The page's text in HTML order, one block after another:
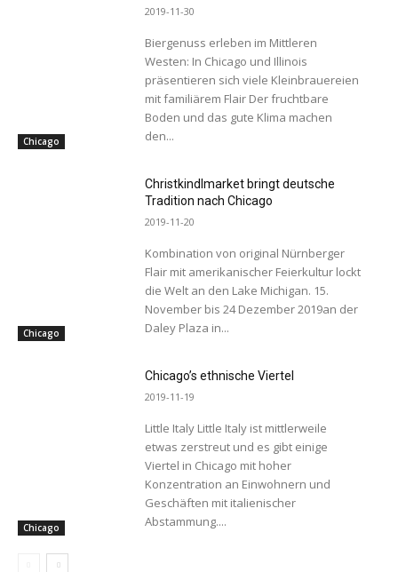
Chicago
2019-11-30
Biergenuss erleben im Mittleren
Westen: In Chicago und Illinois
präsentieren sich viele Kleinbrauereien
mit familiärem Flair Der fruchtbare
Boden und das gute Klima machen
den...
Chicago
Christkindlmarket bringt deutsche
Tradition nach Chicago
2019-11-20
Kombination von original Nürnberger
Flair mit amerikanischer Feierkultur lockt
die Welt an den Lake Michigan. 15.
November bis 24 Dezember 2019an der
Daley Plaza in...
Chicago
Chicago’s ethnische Viertel
2019-11-19
Little Italy Little Italy ist mittlerweile
etwas zerstreut und es gibt einige
Viertel in Chicago mit hoher
Konzentration an Einwohnern und
Geschäften mit italienischer
Abstammung....